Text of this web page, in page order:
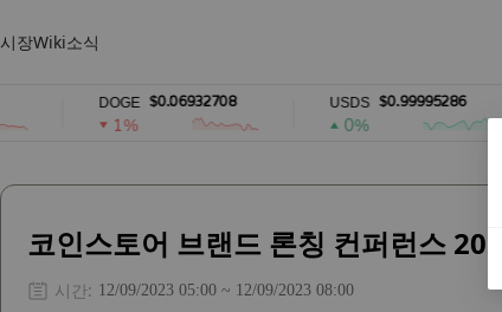
시장Wiki소식
DOGE $0.06932708
1%
USDS $0.99995286
0%
코인스토어 브랜드 론칭 컨퍼런스 2023
시간: 12/09/2023 05:00 ~ 12/09/2023 08:00